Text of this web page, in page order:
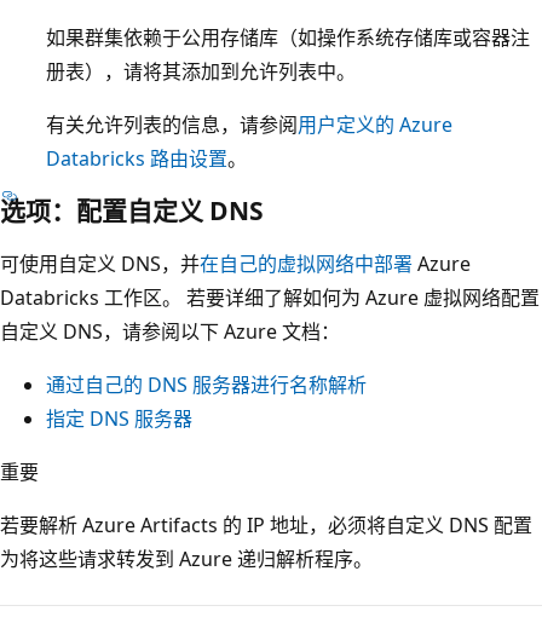
如果群集依赖于公用存储库（如操作系统存储库或容器注
册表），请将其添加到允许列表中。
有关允许列表的信息，请参阅用户定义的 Azure
Databricks 路由设置。
选项：配置自定义 DNS
可使用自定义 DNS，并在自己的虚拟网络中部署Azure
Databricks 工作区。 若要详细了解如何为 Azure 虚拟网络配置
自定义 DNS，请参阅以下 Azure 文档：
通过自己的 DNS 服务器进行名称解析
指定 DNS 服务器
重要
若要解析 Azure Artifacts 的 IP 地址，必须将自定义 DNS 配置
为将这些请求转发到 Azure 递归解析程序。